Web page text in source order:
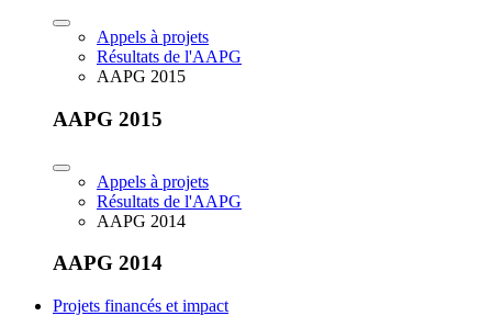
Appels à projets
Résultats de l'AAPG
AAPG 2015
AAPG 2015
Appels à projets
Résultats de l'AAPG
AAPG 2014
AAPG 2014
Projets financés et impact